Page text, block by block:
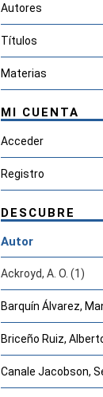
Autores
Títulos
Materias
MI CUENTA
Acceder
Registro
DESCUBRE
Autor
Ackroyd, A. O. (1)
Barquín Álvarez,
Briceño Ruiz,
Canale Jacobson,